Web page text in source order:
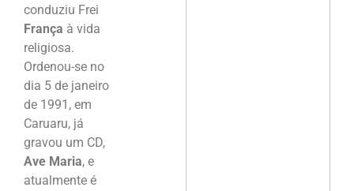
conduziu Frei
França à vida
religiosa.
Ordenou-se no
dia 5 de janeiro
de 1991, em
Caruaru, já
gravou um CD,
Ave Maria, e
atualmente é